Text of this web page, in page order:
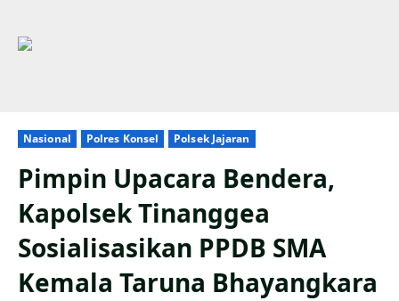
Nasional Polres Konsel Polsek Jajaran
Pimpin Upacara Bendera,
Kapolsek Tinanggea
Sosialisasikan PPDB SMA
Kemala Taruna Bhayangkara